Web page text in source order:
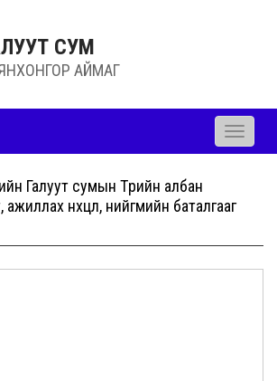
СУМ
АЙМАГ
Toggle
Галуут сумын Төрийн албан
нөхцөл, нийгмийн баталгааг